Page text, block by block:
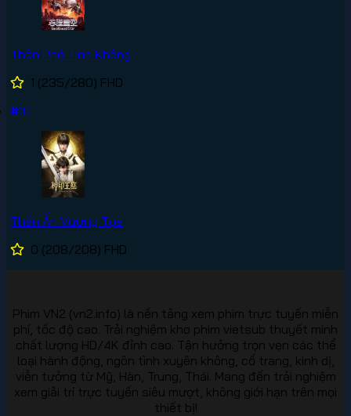
Thôn Phệ Tinh Không
1 (235/280) FHD
#10
Thần Ấn Vương Tọa
0 (208/208) FHD
Phim VN2 (vn2.info) là nền tảng xem phim trực tuyến miễn
phí, tốc độ cao. Trải nghiệm kho phim vietsub thuyết minh
chất lượng HD/4K đỉnh cao. Tận hưởng trọn vẹn các thể
loại hành động, ngôn tình xuyên không, cổ trang, kinh dị,
viễn tưởng từ Mỹ, Hàn, Trung, Thái. Mang đến trải nghiệm
xem giải trí trực tuyến siêu mượt, không giới hạn trên mọi
thiết bị!